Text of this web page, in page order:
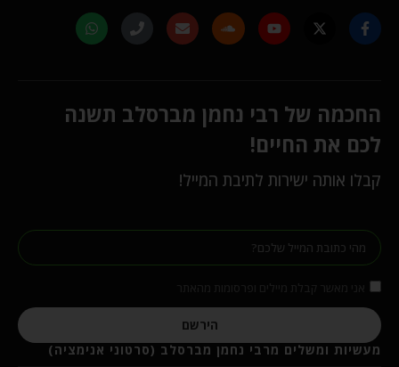
החכמה של רבי נחמן מברסלב תשנה
לכם את החיים!
קבלו אותה ישירות לתיבת המייל!
הירשם
מעשיות ומשלים מרבי נחמן מברסלב (סרטוני אנימציה)